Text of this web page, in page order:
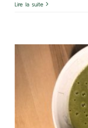
Lire la suite
Velouté